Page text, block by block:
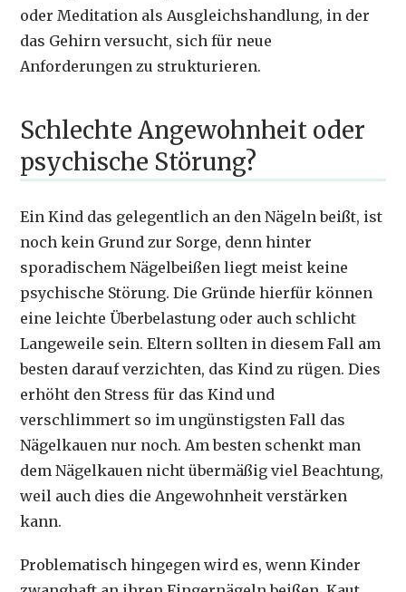
oder Meditation als Ausgleichshandlung, in der
das Gehirn versucht, sich für neue
Anforderungen zu strukturieren.
Schlechte Angewohnheit oder
psychische Störung?
Ein Kind das gelegentlich an den Nägeln beißt, ist
noch kein Grund zur Sorge, denn hinter
sporadischem Nägelbeißen liegt meist keine
psychische Störung. Die Gründe hierfür können
eine leichte Überbelastung oder auch schlicht
Langeweile sein. Eltern sollten in diesem Fall am
besten darauf verzichten, das Kind zu rügen. Dies
erhöht den Stress für das Kind und
verschlimmert so im ungünstigsten Fall das
Nägelkauen nur noch. Am besten schenkt man
dem Nägelkauen nicht übermäßig viel Beachtung,
weil auch dies die Angewohnheit verstärken
kann.
Problematisch hingegen wird es, wenn Kinder